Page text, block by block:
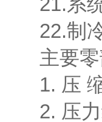
22.制冷
主要零
1. 压
2. 压力